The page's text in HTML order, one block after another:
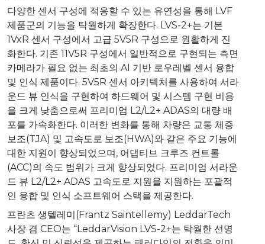
다양한 센서 구성에 적응할 수 있는 유연성을 통해 LVF
제품군의 기능을 탁월하게 확장한다. LVS-2+는 기본
1VxR 센서 구성에서 고급 5V5R 구성으로 원활하게 진
화한다. 기존 11V5R 구성에서 일반적으로 구현되는 측면
카메라가 필요 없는 최초의 AI 기반 로우레벨 센서 융합
및 인식 제품이다. 5V5R 센서 아키텍처를 사용하여 서라
운드 뷰 인식을 구현하여 하드웨어 및 시스템 구현 비용
을 크게 낮춤으로써 프리미엄 L2/L2+ ADAS의 대량 배
포를 가속화한다. 이러한 변화를 통해 차량은 교통 체증
보조(TJA) 및 고속도로 보조(HWA)와 같은 주요 기능에
대한 지원이 향상되었으며, 어댑티브 크루즈 컨트롤
(ACC)의 속도 범위가 크게 향상되었다. 프리미엄 서라운
드 뷰 L2/L2+ ADAS 고속도로 지원을 지원하는 포괄적
인 융합 및 인식 소프트웨어 스택을 제공한다.
프란츠 생텔레미(Frantz Saintellemy) LeddarTech
사장 겸 CEO는 “LeddarVision LVS-2+는 탁월한 선명